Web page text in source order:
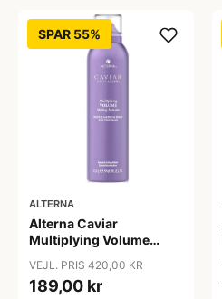
SPAR 55%
ALTERNA
Alterna Caviar
Multiplying Volume
VEJL. PRIS 420,00 KR
189,00 kr